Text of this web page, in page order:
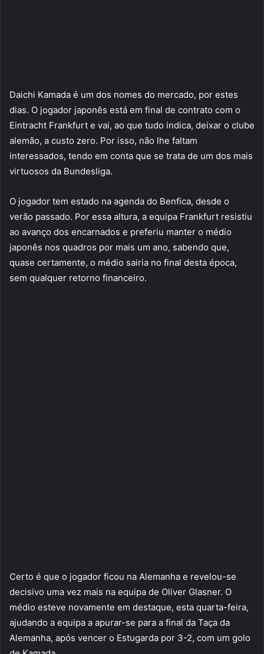
Daichi Kamada é um dos nomes do mercado, por estes
dias. O jogador japonês está em final de contrato com o
Eintracht Frankfurt e vai, ao que tudo indica, deixar o clube
alemão, a custo zero. Por isso, não lhe faltam
interessados, tendo em conta que se trata de um dos mais
virtuosos da Bundesliga.
O jogador tem estado na agenda do Benfica, desde o
verão passado. Por essa altura, a equipa Frankfurt resistiu
ao avanço dos encarnados e preferiu manter o médio
japonês nos quadros por mais um ano, sabendo que,
quase certamente, o médio sairia no final desta época,
sem qualquer retorno financeiro.
Certo é que o jogador ficou na Alemanha e revelou-se
decisivo uma vez mais na equipa de Oliver Glasner. O
médio esteve novamente em destaque, esta quarta-feira,
ajudando a equipa a apurar-se para a final da Taça da
Alemanha, após vencer o Estugarda por 3-2, com um golo